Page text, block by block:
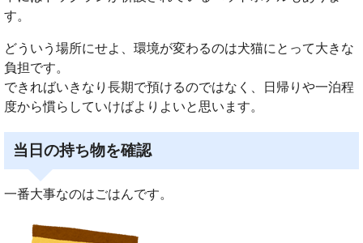
す。
どういう場所にせよ、環境が変わるのは犬猫にとって大きな
負担です。
できればいきなり長期で預けるのではなく、日帰りや一泊程
度から慣らしていけばよりよいと思います。
当日の持ち物を確認
一番大事なのはごはんです。